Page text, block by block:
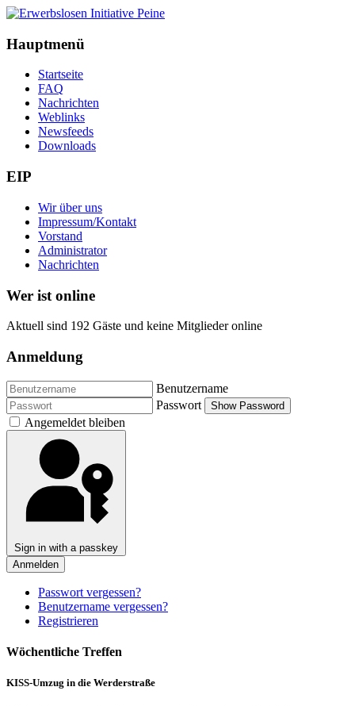
Hauptmenü
Startseite
FAQ
Nachrichten
Weblinks
Newsfeeds
Downloads
EIP
Wir über uns
Impressum/Kontakt
Vorstand
Administrator
Nachrichten
Wer ist online
Aktuell sind 192 Gäste und keine Mitglieder online
Anmeldung
Benutzername
Passwort
Show Password
Angemeldet bleiben
Sign in with a passkey
Anmelden
Passwort vergessen?
Benutzername vergessen?
Registrieren
Wöchentliche Treffen
KISS-Umzug in die Werderstraße